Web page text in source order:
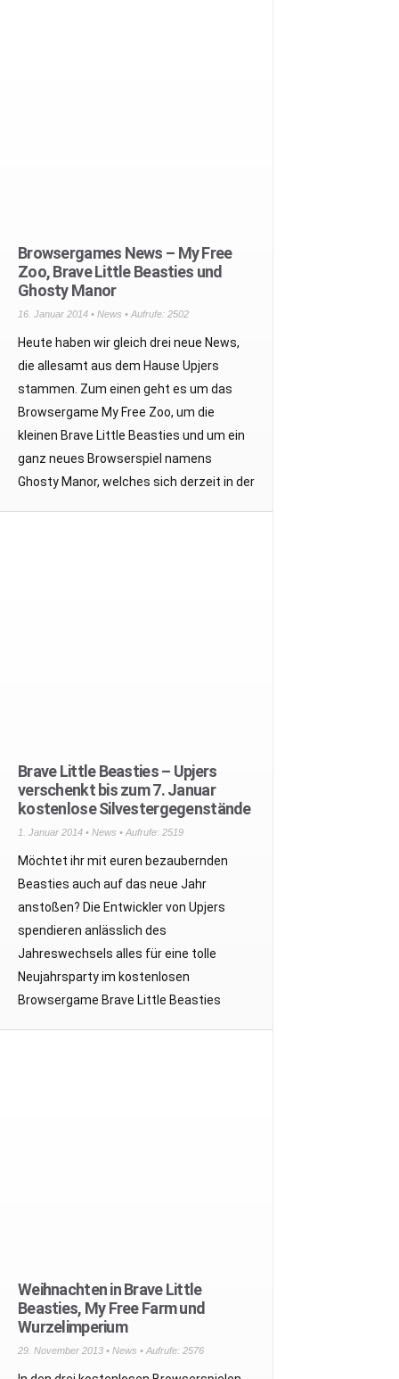
Browsergames News – My Free
Zoo, Brave Little Beasties und
Ghosty Manor
16. Januar 2014 • News • Aufrufe: 2502
Heute haben wir gleich drei neue News,
die allesamt aus dem Hause Upjers
stammen. Zum einen geht es um das
Browsergame My Free Zoo, um die
kleinen Brave Little Beasties und um ein
ganz neues Browserspiel namens
Ghosty Manor, welches sich derzeit in der
Brave Little Beasties – Upjers
verschenkt bis zum 7. Januar
kostenlose Silvestergegenstände
1. Januar 2014 • News • Aufrufe: 2519
Möchtet ihr mit euren bezaubernden
Beasties auch auf das neue Jahr
anstoßen? Die Entwickler von Upjers
spendieren anlässlich des
Jahreswechsels alles für eine tolle
Neujahrsparty im kostenlosen
Browsergame Brave Little Beasties
Weihnachten in Brave Little
Beasties, My Free Farm und
Wurzelimperium
29. November 2013 • News • Aufrufe: 2576